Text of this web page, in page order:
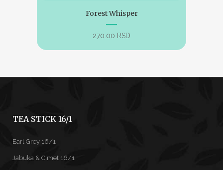
Forest Whisper
270.00 RSD
TEA STICK 16/1
Earl Grey 16/1
Jabuka & Cimet 16/1